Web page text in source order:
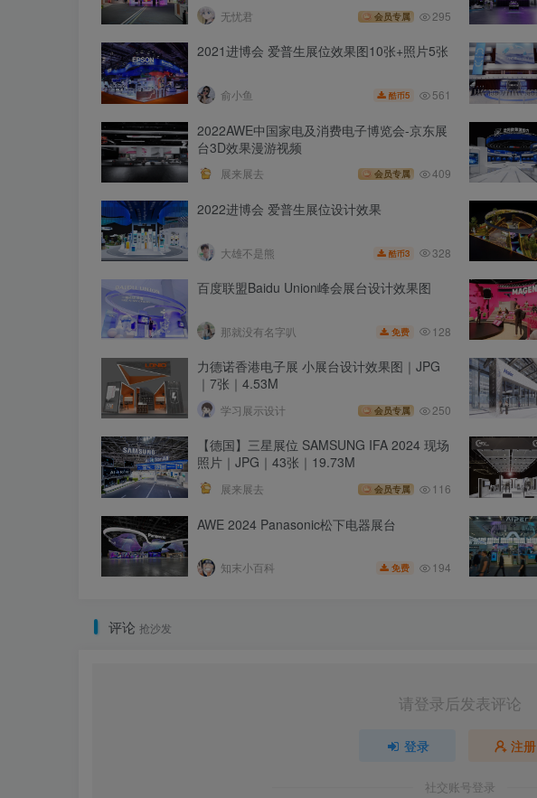
无忧君 会员专属 295
2021进博会 爱普生展位效果图10张+照片5张
俞小鱼 酷币5 561
2022AWE中国家电及消费电子博览会-京东展
台3D效果漫游视频
展来展去 会员专属 409
2022进博会 爱普生展位设计效果
大雄不是熊 酷币3 328
百度联盟Baidu Union峰会展台设计效果图
那就没有名字叭 免费 128
力德诺香港电子展 小展台设计效果图｜JPG
｜7张｜4.53M
学习展示设计 会员专属 250
【德国】三星展位 SAMSUNG IFA 2024 现场
照片｜JPG｜43张｜19.73M
展来展去 会员专属 116
AWE 2024 Panasonic松下电器展台
知末小百科 免费 194
评论 抢沙发
请登录后发表评论
登录 注册
社交账号登录